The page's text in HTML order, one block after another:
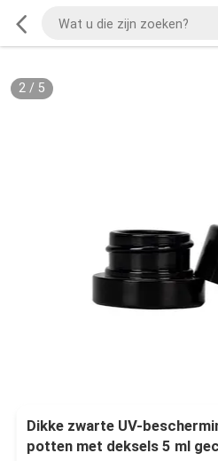
2/ 5
Dikke zwarte UV-
potten met deksels 5 ml